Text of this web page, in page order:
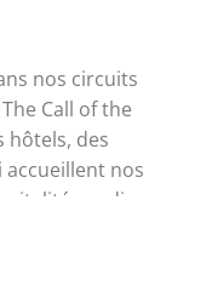
nos circuits
Call of the
hôtels, des
accueillent nos
nordique.